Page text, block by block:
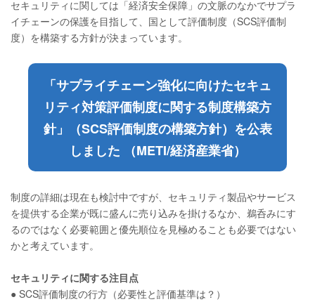
セキュリティに関しては「経済安全保障」の文脈のなかでサプラ
イチェーンの保護を目指して、国として評価制度（SCS評価制
度）を構築する方針が決まっています。
「サプライチェーン強化に向けたセキュ
リティ対策評価制度に関する制度構築方
針」（SCS評価制度の構築方針）を公表
しました （METI/経済産業省）
制度の詳細は現在も検討中ですが、セキュリティ製品やサービス
を提供する企業が既に盛んに売り込みを掛けるなか、鵜呑みにす
るのではなく必要範囲と優先順位を見極めることも必要ではない
かと考えています。
セキュリティに関する注目点
● SCS評価制度の行方（必要性と評価基準は？）